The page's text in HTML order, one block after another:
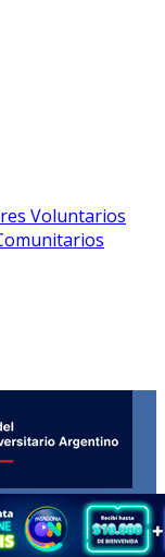
Voluntarios